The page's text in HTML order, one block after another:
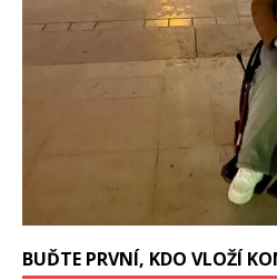
BUĎTE PRVNÍ, KDO VLOŽÍ